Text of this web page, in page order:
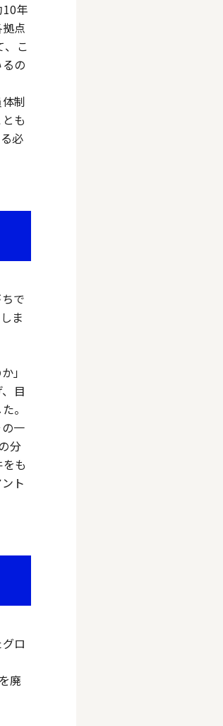
年
点
こ
の
制
も
必
で
ま
」
目
。
一
分
も
ト
ロ
廃